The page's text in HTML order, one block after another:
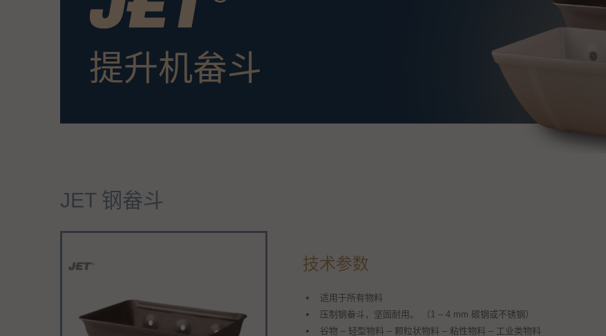
提升机畚斗
JET 钢畚斗
技术参数
适用于所有物料
压制钢畚斗，坚固耐用。 （1 – 4 mm 碳钢或不锈钢）
谷物 – 轻型物料 – 颗粒状物料 – 粘性物料 – 工业类物料